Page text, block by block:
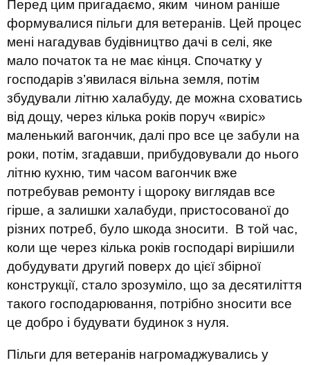
Перед цим пригадаємо, яким чином раніше
формувалися пільги для ветеранів. Цей процес
мені нагадував будівництво дачі в селі, яке
мало початок та не має кінця. Спочатку у
господарів з’явилася вільна земля, потім
збудували літню халабуду, де можна сховатись
від дощу, через кілька років поруч «виріс»
маленький вагончик, далі про все це забули на
роки, потім, згадавши, прибудовували до нього
літню кухню, тим часом вагончик вже
потребував ремонту і щороку виглядав все
гірше, а залишки халабуди, пристосованої до
різних потреб, було шкода зносити. В той час,
коли ще через кілька років господарі вирішили
добудувати другий поверх до цієї збірної
конструкції, стало зрозуміло, що за десятиліття
такого господарювання, потрібно зносити все
це добро і будувати будинок з нуля.
Пільги для ветеранів нагромаджувались у